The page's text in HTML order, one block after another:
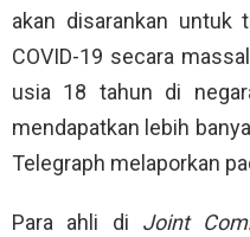
akan disarankan untuk
COVID-19 secara
usia 18 tahun di
mendapatkan lebih
Telegraph melaporkan
Para ahli di Joint